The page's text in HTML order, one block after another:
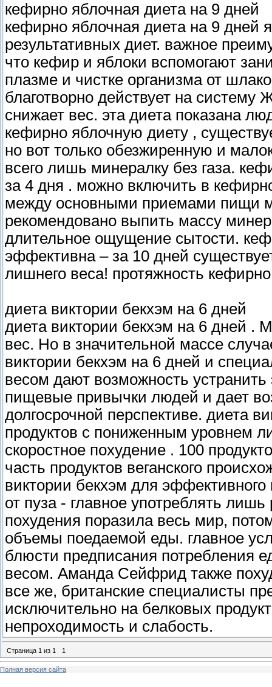
кефирно яблочная диета на 9 дней
кефирно яблочная диета на 9 дней
результативных диет. важное
что кефир и яблоки вспомогают
плазме и чистке организма от
благотворно действует на систему
снижает вес. эта диета показана
кефирно яблочную диету ,
но вот только обезжиренную и
всего лишь минералку без газа.
за 4 дня . можно включить в
между основными приемами пищи
рекомендовано выпить массу
длительное ощущение сытости.
эффективна – за 10 дней
лишнего веса! протяжность
диета виктории бекхэм на 6 дней
диета виктории бекхэм на 6 дней .
вес. Но в значительной массе
виктории бекхэм на 6 дней и
весом дают возможность
пищевые привычки людей и дает
долгосрочной перспективе. диета
продуктов с пониженным уровнем
скоростное похудение . 100
часть продуктов веганского
виктории бекхэм для
от пуза - главное употреблять
похудения поразила весь мир,
объемы поедаемой еды. главное
блюсти предписания потребления
весом. Аманда Сейфрид также
все же, британские специалисты
исключительно на белковых
непроходимость и слабость.
Страница 1 из 1 1
Полная версия сайта